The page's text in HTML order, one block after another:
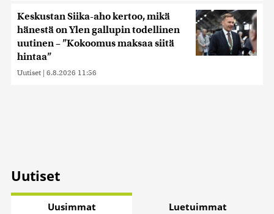
Keskustan Siika-aho kertoo, mikä
hänestä on Ylen gallupin todellinen
uutinen – ”Kokoomus maksaa siitä
hintaa”
Uutiset | 6.8.2026 11:56
Uutiset
Uusimmat Luetuimmat